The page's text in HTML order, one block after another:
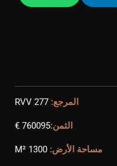
المرجع: RVV 277
الثمن:760095 €
مساحة الأرض: 1300 M²